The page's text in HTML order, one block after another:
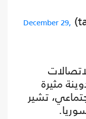
December 29,
مثيرة
تشير